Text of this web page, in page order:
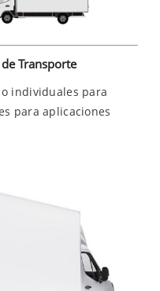
Transporte
individuales para
para aplicaciones